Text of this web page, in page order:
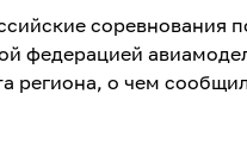
соревнования
федерацией
региона, о чем